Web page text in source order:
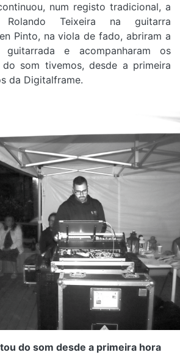
num registo tradicional, a
Rolando Teixeira na guitarra
Pinto, na viola de fado, abriram a
e acompanharam os
som tivemos, desde a primeira
da Digitalframe.
do som desde a primeira hora